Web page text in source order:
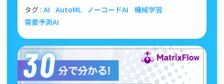
タグ : AI AutoML ノーコードAI
機械学習
需要予測AI